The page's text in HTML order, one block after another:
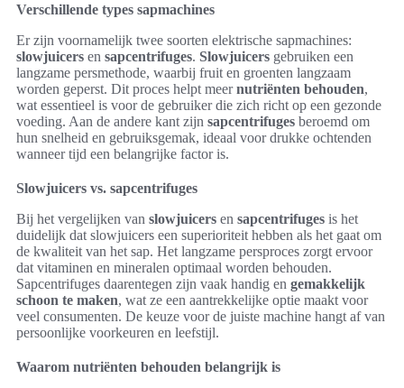
Verschillende types sapmachines
Er zijn voornamelijk twee soorten elektrische sapmachines:
slowjuicers en sapcentrifuges. Slowjuicers gebruiken een
langzame persmethode, waarbij fruit en groenten langzaam
worden geperst. Dit proces helpt meernutriënten behouden,
wat essentieel is voor de gebruiker die zich richt op een gezonde
voeding. Aan de andere kant zijn sapcentrifuges beroemd om
hun snelheid en gebruiksgemak, ideaal voor drukke ochtenden
wanneer tijd een belangrijke factor is.
Slowjuicers vs. sapcentrifuges
Bij het vergelijken van slowjuicers en sapcentrifuges is het
duidelijk dat slowjuicers een superioriteit hebben als het gaat om
de kwaliteit van het sap. Het langzame persproces zorgt ervoor
dat vitaminen en mineralen optimaal worden behouden.
Sapcentrifuges daarentegen zijn vaak handig en gemakkelijk
schoon te maken, wat ze een aantrekkelijke optie maakt voor
veel consumenten. De keuze voor de juiste machine hangt af van
persoonlijke voorkeuren en leefstijl.
Waarom nutriënten behouden belangrijk is